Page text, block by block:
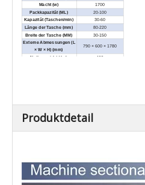
Macht (w)
1700
Packkapazität (ML)
20-100
Kapazität (Taschen/min)
30-60
Länge der Tasche (mm)
80-220
Breite der Tasche (MM)
30-150
Externe Abmessungen (L
× W × H) (mm)
790 × 600 × 1780
Nettogewicht / kg) 400
Produktdetail